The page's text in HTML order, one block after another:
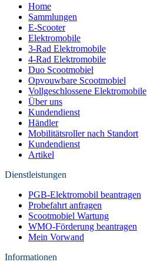
Home
Sammlungen
E-Scooter
Elektromobile
3-Rad Elektromobile
4-Rad Elektromobile
Duo Scootmobiel
Opvouwbare Scootmobiel
Vollgeschlossene Elektromobile
Über uns
Kundendienst
Händler
Mobilitätsroller nach Standort
Kundendienst
Artikel
Dienstleistungen
PGB-Elektromobil beantragen
Probefahrt anfragen
Scootmobiel Wartung
WMO-Förderung beantragen
Mein Vorwand
Informationen